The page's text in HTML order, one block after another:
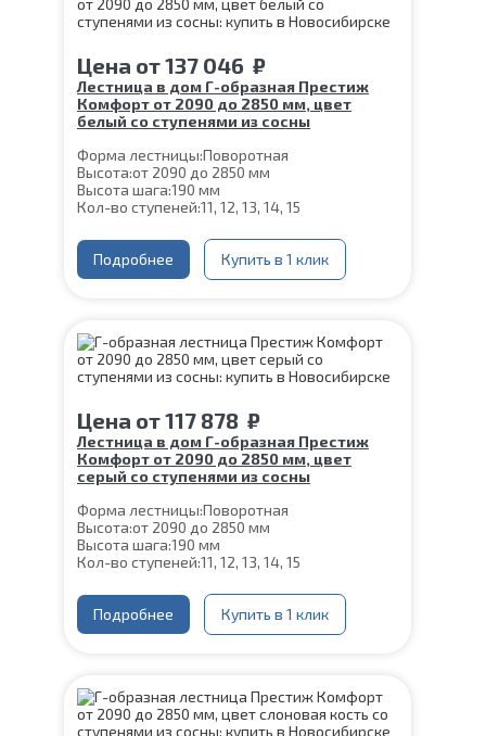
Цена от137 046 ₽
Лестница в дом Г-образная Престиж
Комфорт от 2090 до 2850 мм, цвет
белый со ступенями из сосны
Форма лестницы:Поворотная
Высота:от 2090 до 2850 мм
Высота шага:190 мм
Кол-во ступеней:11, 12, 13, 14, 15
Глубина ступени:
300 мм
Ширина марша:
900 мм
Материал каркаса:Сталь
Угол наклона: 39°
Срок гарантии (на металлокаркас):
Подробнее Купить в 1 клик
Цена от117 878 ₽
Лестница в дом Г-образная Престиж
Комфорт от 2090 до 2850 мм, цвет
серый со ступенями из сосны
Форма лестницы:Поворотная
Высота:от 2090 до 2850 мм
Высота шага:190 мм
Кол-во ступеней:11, 12, 13, 14, 15
Глубина ступени:
300 мм
Ширина марша:
900 мм
Материал каркаса:Сталь
Угол наклона: 39°
Срок гарантии (на металлокаркас): 25 лет
Подробнее Купить в 1 клик